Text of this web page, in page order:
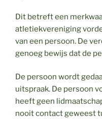
Dit betreft een
atletiekvereniging
van een persoon. De
genoeg bewijs dat de
De persoon wordt
uitspraak. De persoon
heeft geen
nooit contact geweest